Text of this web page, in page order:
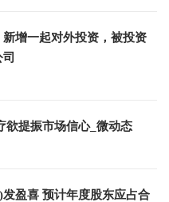
增一起对外投资，被投资
欲提振市场信心_微动态
盈喜 预计年度股东应占合